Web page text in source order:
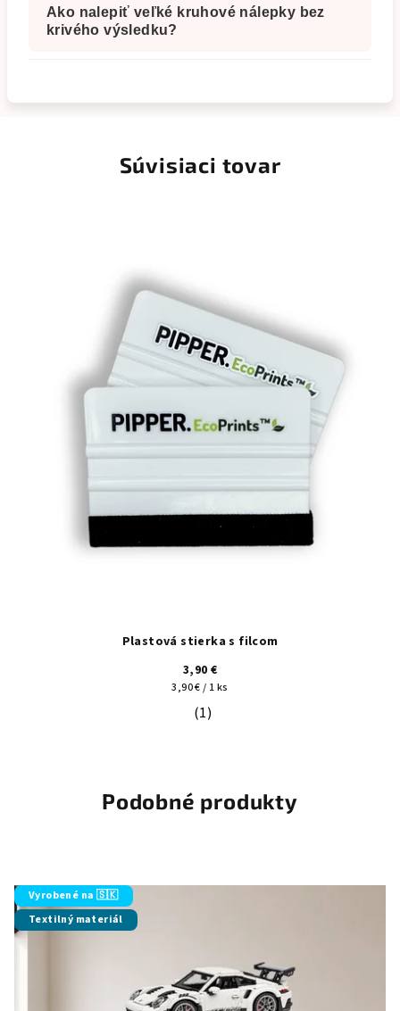
Ako nalepiť veľké kruhové nálepky bez
krivého výsledku?
Súvisiaci tovar
Plastová stierka s filcom
3,90 €
Jednotková
cena:
3,90 € / 1 ks
Priemerné hodnotenie produktu
(1)
Podobné produkty
Vyrobené na 🇸🇰
Textilný materiál